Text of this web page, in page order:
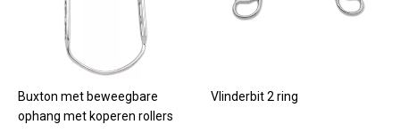
Buxton met beweegbare
ophang met koperen rollers
Vlinderbit 2 ring